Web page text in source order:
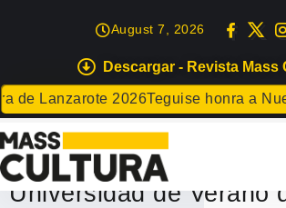
Descargar - Revista Mass
Lanzarote 2026Teguise honra a
August 7, 2026
EVENTOS
El lunes comienzan los
últimos cursos de la X
Universidad de Verano